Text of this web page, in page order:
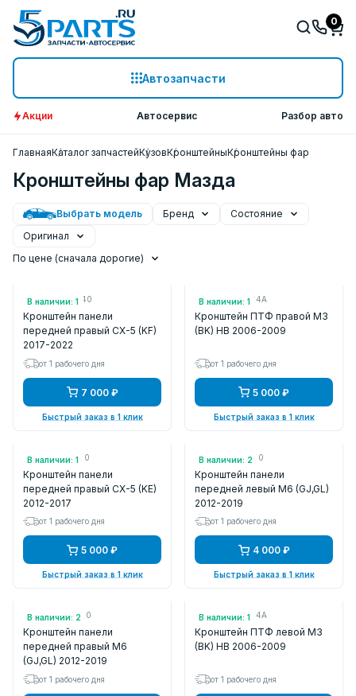
Автозапчасти
0
Акции Автосервис Разбор авто
ГлавнаяКаталог запчастейКузовКронштейныКронштейны фар
Кронштейны фар Мазда
Выбрать модель Бренд
Состояние
Оригинал
По цене (сначала дорогие)
В наличии: 1
Арт.: KB7W53140
Кронштейн панели
передней правый CX-5 (KF)
2017-2022
от 1 рабочего дня
7 000 ₽
Быстрый заказ в 1 клик
В наличии: 1
Арт.: BS3E51684A
Кронштейн ПТФ правой M3
(BK) HB 2006-2009
от 1 рабочего дня
5 000 ₽
Быстрый заказ в 1 клик
В наличии: 1
Арт.: KD5353140
Кронштейн панели
передней правый CX-5 (KE)
2012-2017
от 1 рабочего дня
5 000 ₽
Быстрый заказ в 1 клик
В наличии: 2
Арт.: GHP954140
Кронштейн панели
передней левый M6 (GJ,GL)
2012-2019
от 1 рабочего дня
4 000 ₽
Быстрый заказ в 1 клик
В наличии: 2
Арт.: GHP953140
Кронштейн панели
передней правый M6
(GJ,GL) 2012-2019
от 1 рабочего дня
В наличии: 1
Арт.: BS3E51694A
Кронштейн ПТФ левой M3
(BK) HB 2006-2009
от 1 рабочего дня